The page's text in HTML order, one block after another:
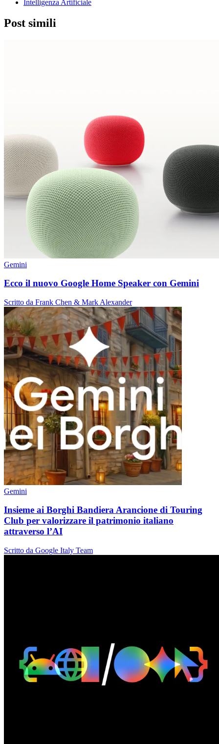
Intelligenza Artificiale
Post simili
Gemini
Ecco il nuovo Google Home Speaker con Gemini
Scritto da Frank Chen & Mark Alexander
Gemini
Insieme ai Borghi Bandiera Arancione di Touring
Club per valorizzare il patrimonio italiano
attraverso l’AI
Scritto da Google Italy Team